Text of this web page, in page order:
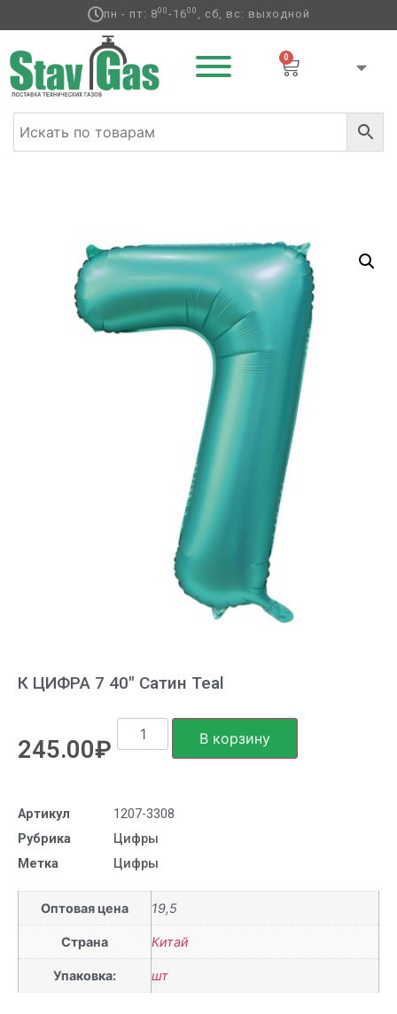
пн - пт: 800-1600 , сб, вс: выходной
0
К ЦИФРА 7 40″ Сатин Teal
245.00₽ В корзину
Артикул
1207-3308
Рубрика
Цифры
Метка
Цифры
Оптовая цена 19,5
Страна Китай
Упаковка: шт